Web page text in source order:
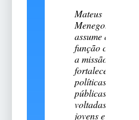
Mateus
Menegotto
assume a
função com
a missão de
fortalecer
políticas
públicas
voltadas aos
jovens e